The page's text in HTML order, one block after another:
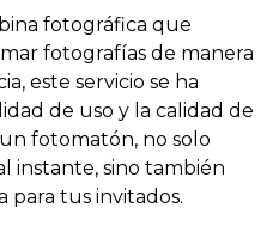
fotográfica que
fotografías de manera
este servicio se ha
de uso y la calidad de
fotomatón, no solo
instante, sino también
para tus invitados.